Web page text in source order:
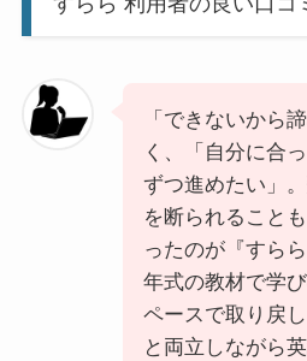
「できないから
く、「自分に合
ずつ進めたい」
を断られること
ったのが『すら
年式の教材で学
ペースで取り戻
と両立しながら